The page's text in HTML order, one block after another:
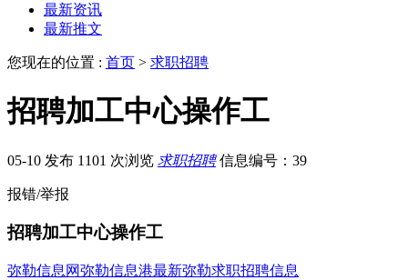
最新资讯
最新推文
您现在的位置 : 首页 > 求职招聘
招聘加工中心操作工
05-10 发布 1101 次浏览 求职招聘 信息编号：39
报错/举报
招聘加工中心操作工
弥勒信息网弥勒信息港最新弥勒求职招聘信息